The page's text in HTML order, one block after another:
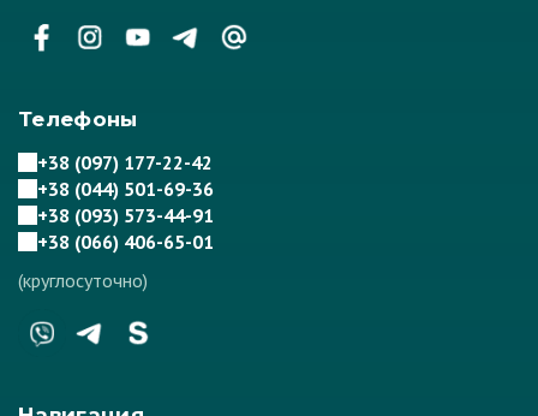
Телефоны
+38 (097) 177-22-42
+38 (044) 501-69-36
+38 (093) 573-44-91
+38 (066) 406-65-01
(круглосуточно)